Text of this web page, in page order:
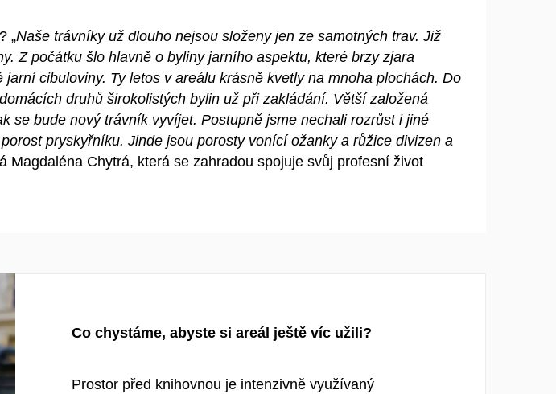
„Naše trávníky už dlouho nejsou složeny jen ze samotných trav. Již
Z počátku šlo hlavně o byliny jarního aspektu, které brzy zjara
cibuloviny. Ty letos v areálu krásně kvetly na mnoha plochách. Do
druhů širokolistých bylin už při zakládání. Větší založená
se bude nový trávník vyvíjet. Postupně jsme nechali rozrůst i jiné
pryskyřníku. Jinde jsou porosty vonící ožanky a růžice divizen a
Magdaléna Chytrá, která se zahradou spojuje svůj profesní život
Co chystáme, abyste si areál ještě víc užili?
Prostor před knihovnou je intenzivně využívaný